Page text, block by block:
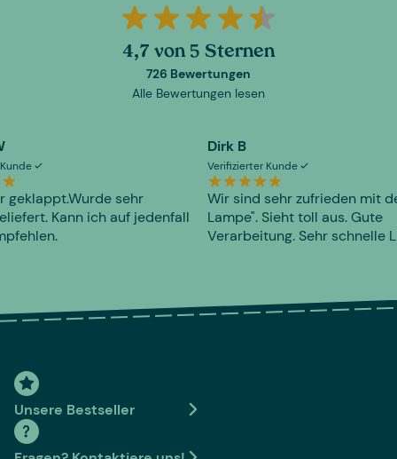
4,7 von 5 Sternen
726 Bewertungen
Alle Bewertungen lesen
geklappt.Wurde sehr
Kann ich auf jedenfall
Dirk B
Verifizierter Kunde
Wir sind sehr zufrieden mit
Lampe". Sieht toll aus. Gute
Verarbeitung. Sehr schnelle
Unsere Bestseller